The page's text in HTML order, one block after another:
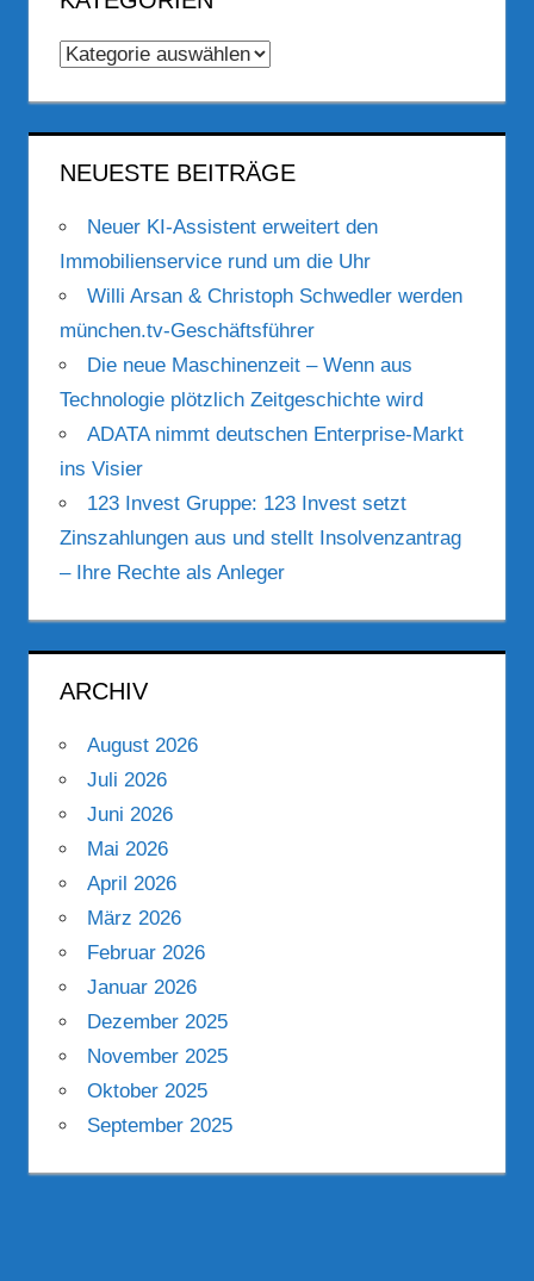
Kategorien
NEUESTE BEITRÄGE
Neuer KI-Assistent erweitert den
Immobilienservice rund um die Uhr
Willi Arsan & Christoph Schwedler werden
münchen.tv-Geschäftsführer
Die neue Maschinenzeit – Wenn aus
Technologie plötzlich Zeitgeschichte wird
ADATA nimmt deutschen Enterprise-Markt
ins Visier
123 Invest Gruppe: 123 Invest setzt
Zinszahlungen aus und stellt Insolvenzantrag
– Ihre Rechte als Anleger
ARCHIV
August 2026
Juli 2026
Juni 2026
Mai 2026
April 2026
März 2026
Februar 2026
Januar 2026
Dezember 2025
November 2025
Oktober 2025
September 2025